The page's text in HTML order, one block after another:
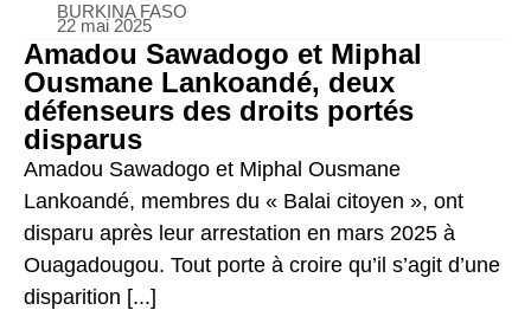
BURKINA FASO
22 mai 2025
Amadou Sawadogo et Miphal
Ousmane Lankoandé, deux
défenseurs des droits portés
disparus
Amadou Sawadogo et Miphal Ousmane
Lankoandé, membres du « Balai citoyen », ont
disparu après leur arrestation en mars 2025 à
Ouagadougou. Tout porte à croire qu’il s’agit d’une
disparition [...]